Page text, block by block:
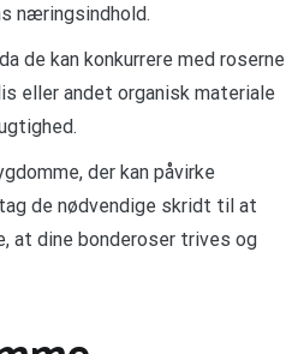
næringsindhold.
de kan konkurrere med roserne
eller andet organisk materiale
der kan påvirke
de nødvendige skridt til at
at dine bonderoser trives og